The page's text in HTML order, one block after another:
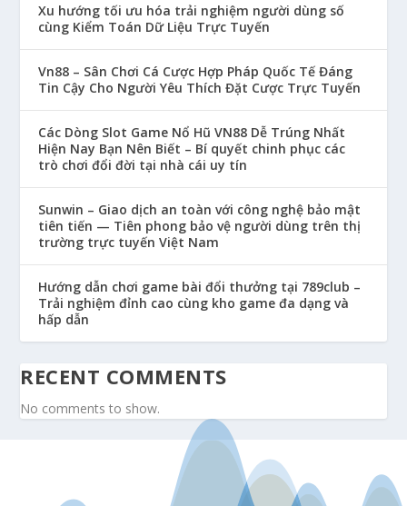
Xu hướng tối ưu hóa trải nghiệm người dùng số
cùng Kiểm Toán Dữ Liệu Trực Tuyến
Vn88 – Sân Chơi Cá Cược Hợp Pháp Quốc Tế Đáng
Tin Cậy Cho Người Yêu Thích Đặt Cược Trực Tuyến
Các Dòng Slot Game Nổ Hũ VN88 Dễ Trúng Nhất
Hiện Nay Bạn Nên Biết – Bí quyết chinh phục các
trò chơi đổi đời tại nhà cái uy tín
Sunwin – Giao dịch an toàn với công nghệ bảo mật
tiên tiến — Tiên phong bảo vệ người dùng trên thị
trường trực tuyến Việt Nam
Hướng dẫn chơi game bài đổi thưởng tại 789club –
Trải nghiệm đỉnh cao cùng kho game đa dạng và
hấp dẫn
RECENT COMMENTS
No comments to show.